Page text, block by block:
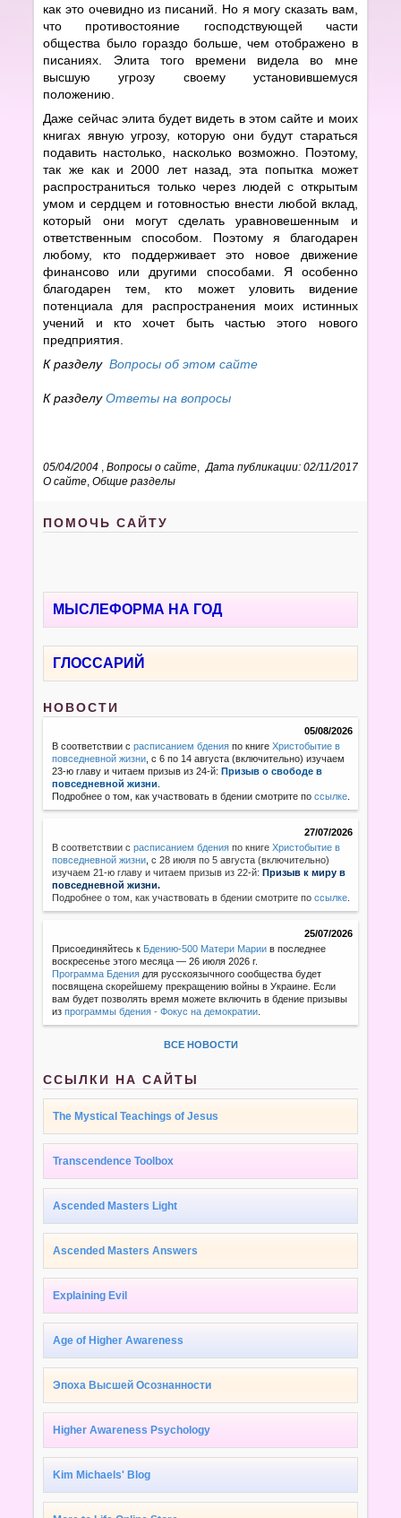
как это очевидно из писаний. Но я могу сказать вам,
что противостояние господствующей части
общества было гораздо больше, чем отображено в
писаниях. Элита того времени видела во мне
высшую угрозу своему установившемуся
положению.
Даже сейчас элита будет видеть в этом сайте и моих
книгах явную угрозу, которую они будут стараться
подавить настолько, насколько возможно. Поэтому,
так же как и 2000 лет назад, эта попытка может
распространиться только через людей с открытым
умом и сердцем и готовностью внести любой вклад,
который они могут сделать уравновешенным и
ответственным способом. Поэтому я благодарен
любому, кто поддерживает это новое движение
финансово или другими способами. Я особенно
благодарен тем, кто может уловить видение
потенциала для распространения моих истинных
учений и кто хочет быть частью этого нового
предприятия.
К разделу Вопросы об этом сайте
К разделуОтветы на вопросы
05/04/2004 Дата публикации: 02/11/2017
,Вопросы о сайте
О сайте ,Общие разделы
ПОМОЧЬ САЙТУ
МЫСЛЕФОРМА НА ГОД
ГЛОССАРИЙ
НОВОСТИ
05/08/2026
В соответствии срасписанием бдения по книгеХристобытие в
повседневной жизни , с 6 по 14 августа (включительно) изучаем
23-ю главу и читаем призыв из 24-й:Призыв о свободе в
повседневной жизни
Подробнее о том, как участвовать в бдении смотрите поссылке
27/07/2026
В соответствии с расписанием бдения по книгеХристобытие в
повседневной жизни с 28 июля по 5 августа (включительно)
изучаем 21-ю главу и читаем призыв из 22-й:Призыв к миру в
повседневной жизни.
Подробнее о том, как участвовать в бдении смотрите поссылке
25/07/2026
Присоединяйтесь к Бдению-500 Матери Марии в последнее
воскресенье этого месяца — 26 июля 2026 г.
Программа Бдения для русскоязычного сообщества будет
посвящена скорейшему прекращению войны в Украине. Если
вам будет позволять время можете включить в бдение призывы
изпрограммы бдения - Фокус на демократии
ВСЕ НОВОСТИ
ССЫЛКИ НА САЙТЫ
The Mystical Teachings of Jesus
Transcendence Toolbox
Ascended Masters Light
Ascended Masters Answers
Explaining Evil
Age of Higher Awareness
Эпоха Высшей Осознанности
Higher Awareness Psychology
Kim Michaels' Blog